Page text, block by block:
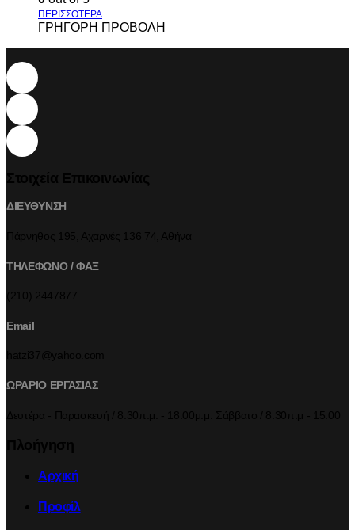
ΓΡΗΓΟΡΗ ΠΡΟΒΟΛΗ
ΔΙΕΥΘΥΝΣΗ
ΤΗΛΕΦΩΝΟ / ΦΑΞ
Email
ΩΡΑΡΙΟ ΕΡΓΑΣΙΑΣ
Αρχική
Προφίλ